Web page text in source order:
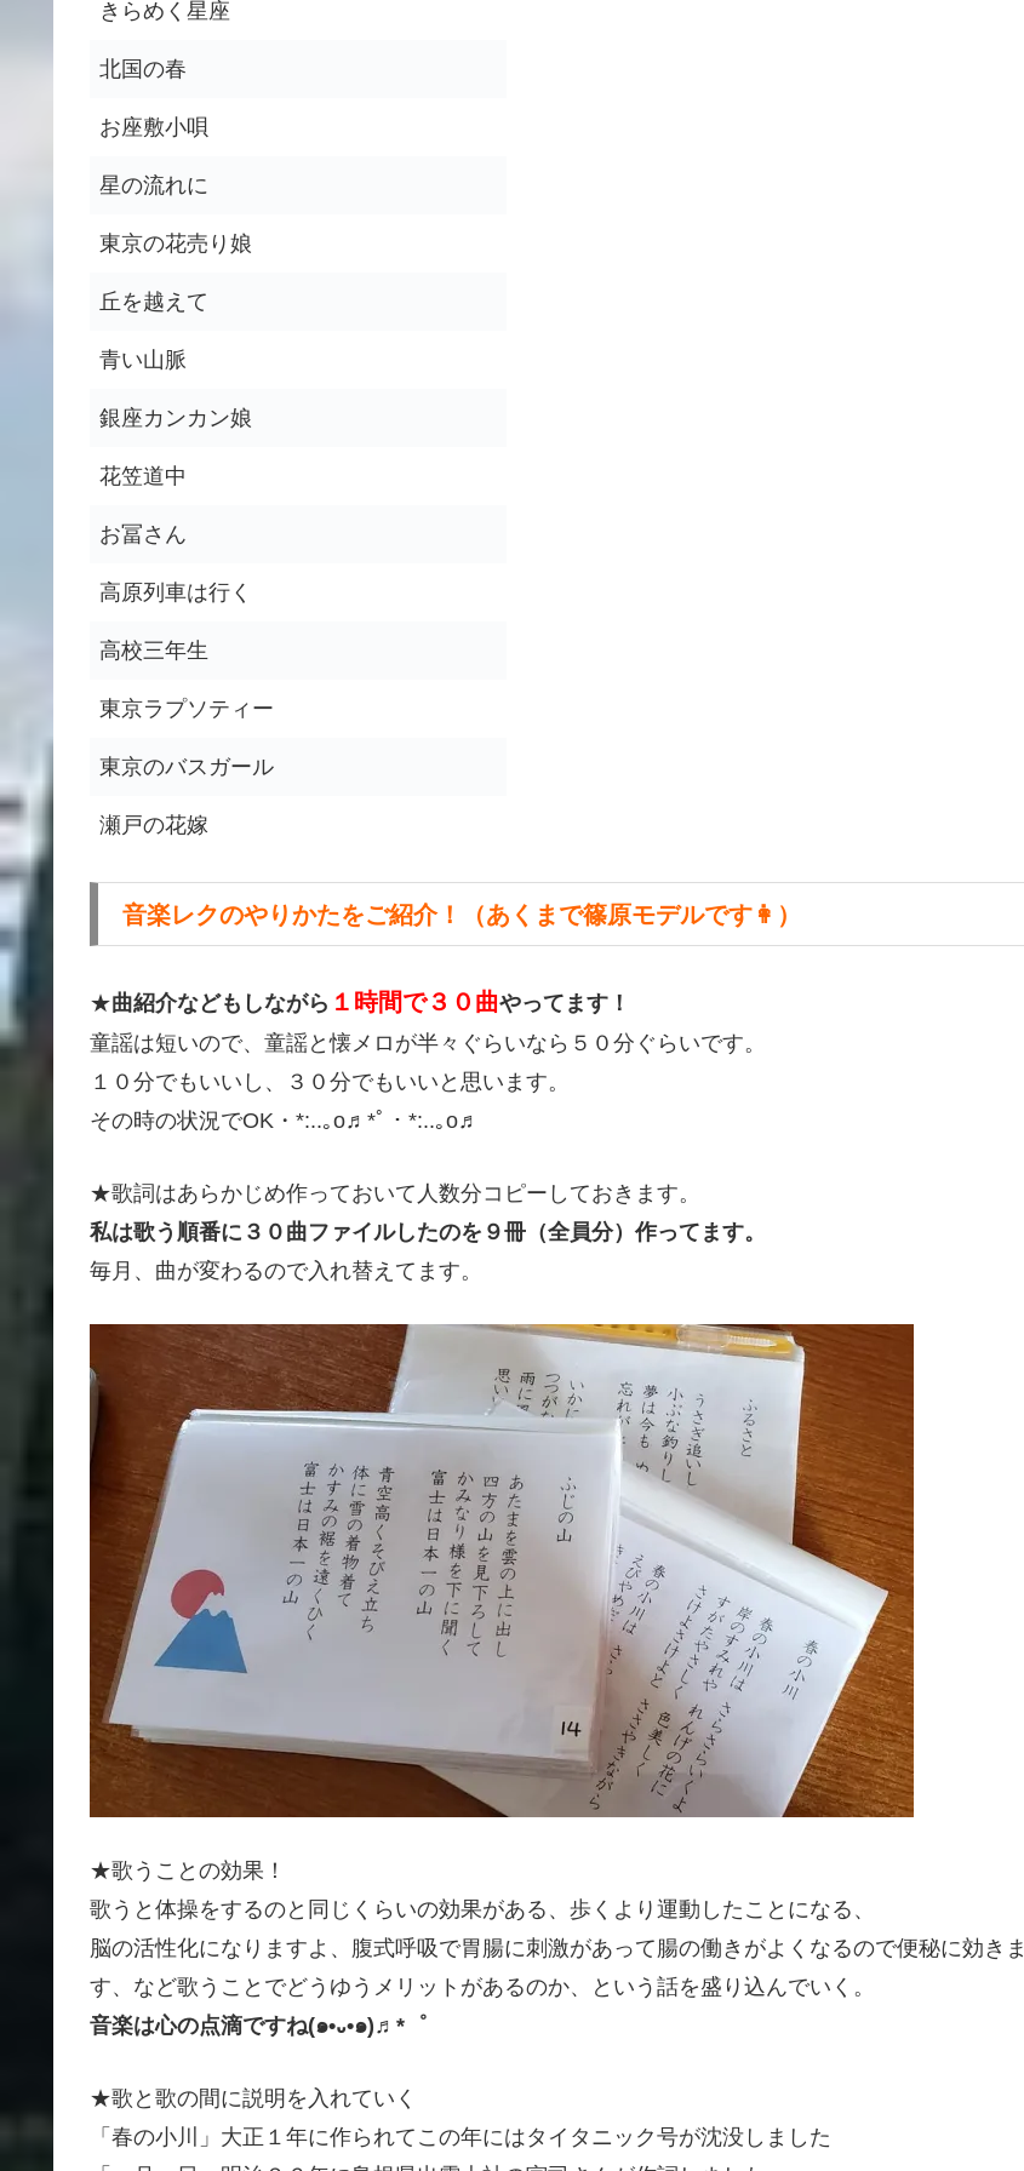
きらめく星座
北国の春
お座敷小唄
星の流れに
東京の花売り娘
丘を越えて
青い山脈
銀座カンカン娘
花笠道中
お冨さん
高原列車は行く
高校三年生
東京ラプソティー
東京のバスガール
瀬戸の花嫁
音楽レクのやりかたをご紹介！（あくまで篠原モデルです👩）
★曲紹介などもしながら １時間で３０曲やってます！
童謡は短いので、童謡と懐メロが半々ぐらいなら５０分ぐらいです。
１０分でもいいし、３０分でもいいと思います。
その時の状況でOK・*:..｡o♬*ﾟ・*:..｡o♬
★歌詞はあらかじめ作っておいて人数分コピーしておきます。
私は歌う順番に３０曲ファイルしたのを９冊（全員分）作ってます。
毎月、曲が変わるので入れ替えてます。
★歌うことの効果！
歌うと体操をするのと同じくらいの効果がある、歩くより運動したことになる、
脳の活性化になりますよ、腹式呼吸で胃腸に刺激があって腸の働きがよくなるので便秘に効きま
す、など歌うことでどうゆうメリットがあるのか、という話を盛り込んでいく。
音楽は心の点滴ですね(๑•᎑•๑)♬*゜
★歌と歌の間に説明を入れていく
「春の小川」大正１年に作られてこの年にはタイタニック号が沈没しました